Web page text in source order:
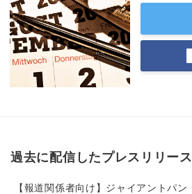
過去に配信したプレスリリース
【報道関係者向け】ジャイアントパン